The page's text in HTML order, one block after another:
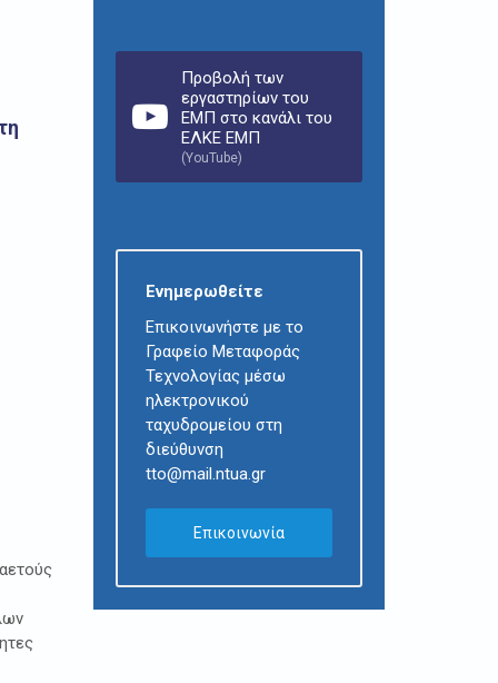
Προβολή των
εργαστηρίων του
ΕΜΠ στο κανάλι του
ΕΛΚΕ ΕΜΠ
(YouTube)
Ενημερωθείτε
Επικοινωνήστε με το
Γραφείο Μεταφοράς
Τεχνολογίας μέσω
ηλεκτρονικού
ταχυδρομείου στη
διεύθυνση
tto@mail.ntua.gr
Επικοινωνία